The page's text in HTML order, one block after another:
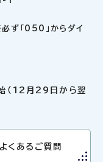
「050」からダイ
（12月29日から翌
よくあるご質問